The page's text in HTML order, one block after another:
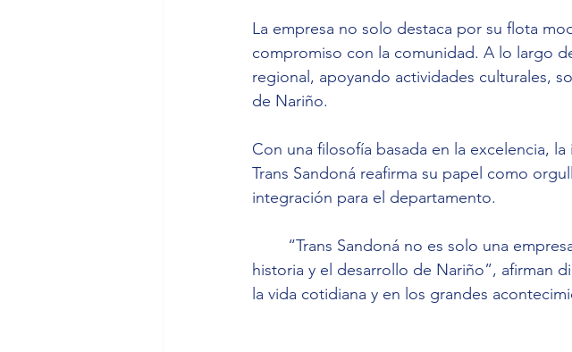
La empresa no solo destaca por su flota
compromiso con la comunidad. A lo largo
regional, apoyando actividades culturales,
de Nariño.
Con una filosofía basada en la excelencia,
Trans Sandoná reafirma su papel como
integración para el departamento.
historia y el desarrollo de Nariño”, afirman
la vida cotidiana y en los grandes